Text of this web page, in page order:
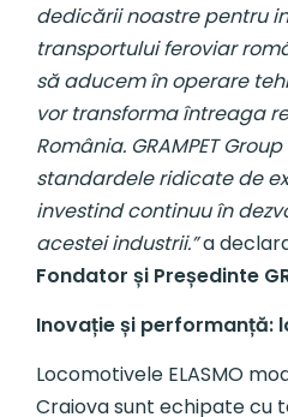
dedicării noastre pentru
transportului feroviar
să aducem în operare
vor transforma întreaga
România. GRAMPET
standardele ridicate de
investind continuu în
acestei industrii.”a
Fondator și Președinte
Inovație și performanță:
Locomotivele ELASMO
Craiova sunt echipate cu